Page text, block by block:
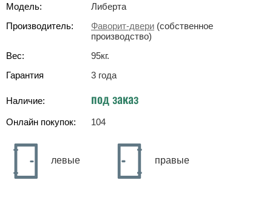
Модель:
Либерта
Производитель:
Фаворит-двери (собственное
производство)
Вес:
95кг.
Гарантия
3 года
Наличие: под заказ
Онлайн покупок: 104
левые правые